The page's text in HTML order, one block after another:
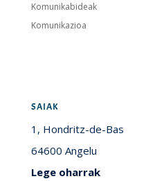
Komunikabideak
Komunikazioa
SAIAK
1, Hondritz-de-Bas
64600 Angelu
Lege oharrak